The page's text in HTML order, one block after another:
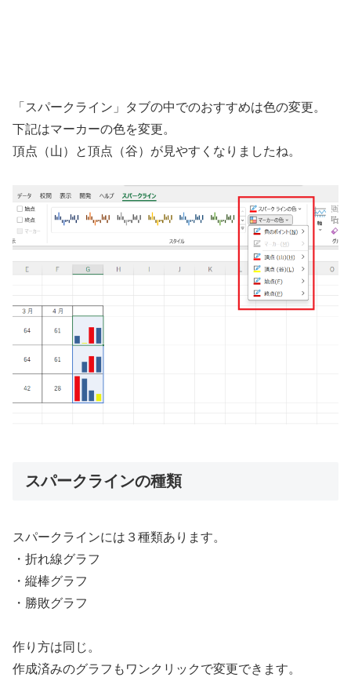
「スパークライン」タブの中でのおすすめは色の変更。
下記はマーカーの色を変更。
頂点（山）と頂点（谷）が見やすくなりましたね。
スパークラインの種類
スパークラインには３種類あります。
・折れ線グラフ
・縦棒グラフ
・勝敗グラフ
作り方は同じ。
作成済みのグラフもワンクリックで変更できます。